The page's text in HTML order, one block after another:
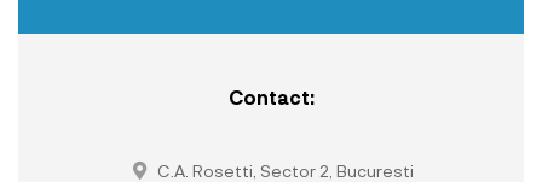
Contact:
C.A. Rosetti, Sector 2, Bucuresti